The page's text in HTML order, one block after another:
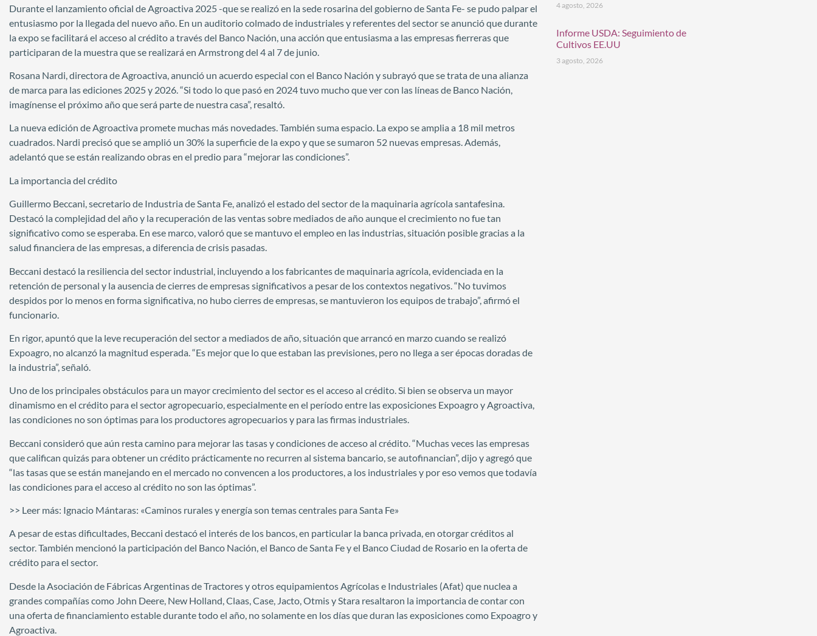
Durante el lanzamiento oficial de Agroactiva 2025 -que se realizó en la sede rosarina del gobierno de Santa Fe- se pudo palpar el
entusiasmo por la llegada del nuevo año. En un auditorio colmado de industriales y referentes del sector se anunció que durante
la expo se facilitará el acceso al crédito a través del Banco Nación, una acción que entusiasma a las empresas fierreras que
participaran de la muestra que se realizará en Armstrong del 4 al 7 de junio.
Rosana Nardi, directora de Agroactiva, anunció un acuerdo especial con el Banco Nación y subrayó que se trata de una alianza
de marca para las ediciones 2025 y 2026. “Si todo lo que pasó en 2024 tuvo mucho que ver con las líneas de Banco Nación,
imagínense el próximo año que será parte de nuestra casa”, resaltó.
La nueva edición de Agroactiva promete muchas más novedades. También suma espacio. La expo se amplia a 18 mil metros
cuadrados. Nardi precisó que se amplió un 30% la superficie de la expo y que se sumaron 52 nuevas empresas. Además,
adelantó que se están realizando obras en el predio para “mejorar las condiciones”.
La importancia del crédito
Guillermo Beccani, secretario de Industria de Santa Fe, analizó el estado del sector de la maquinaria agrícola santafesina.
Destacó la complejidad del año y la recuperación de las ventas sobre mediados de año aunque el crecimiento no fue tan
significativo como se esperaba. En ese marco, valoró que se mantuvo el empleo en las industrias, situación posible gracias a la
salud financiera de las empresas, a diferencia de crisis pasadas.
Beccani destacó la resiliencia del sector industrial, incluyendo a los fabricantes de maquinaria agrícola, evidenciada en la
retención de personal y la ausencia de cierres de empresas significativos a pesar de los contextos negativos. “No tuvimos
despidos por lo menos en forma significativa, no hubo cierres de empresas, se mantuvieron los equipos de trabajo”, afirmó el
funcionario.
En rigor, apuntó que la leve recuperación del sector a mediados de año, situación que arrancó en marzo cuando se realizó
Expoagro, no alcanzó la magnitud esperada. “Es mejor que lo que estaban las previsiones, pero no llega a ser épocas doradas de
la industria”, señaló.
Uno de los principales obstáculos para un mayor crecimiento del sector es el acceso al crédito. Si bien se observa un mayor
dinamismo en el crédito para el sector agropecuario, especialmente en el período entre las exposiciones Expoagro y Agroactiva,
las condiciones no son óptimas para los productores agropecuarios y para las firmas industriales.
Beccani consideró que aún resta camino para mejorar las tasas y condiciones de acceso al crédito. “Muchas veces las empresas
que califican quizás para obtener un crédito prácticamente no recurren al sistema bancario, se autofinancian”, dijo y agregó que
“las tasas que se están manejando en el mercado no convencen a los productores, a los industriales y por eso vemos que todavía
las condiciones para el acceso al crédito no son las óptimas”.
>> Leer más: Ignacio Mántaras: «Caminos rurales y energía son temas centrales para Santa Fe»
A pesar de estas dificultades, Beccani destacó el interés de los bancos, en particular la banca privada, en otorgar créditos al
sector. También mencionó la participación del Banco Nación, el Banco de Santa Fe y el Banco Ciudad de Rosario en la oferta de
crédito para el sector.
Desde la Asociación de Fábricas Argentinas de Tractores y otros equipamientos Agrícolas e Industriales (Afat) que nuclea a
grandes compañías como John Deere, New Holland, Claas, Case, Jacto, Otmis y Stara resaltaron la importancia de contar con
una oferta de financiamiento estable durante todo el año, no solamente en los días que duran las exposiciones como Expoagro y
Agroactiva.
4 agosto, 2026
Informe USDA: Seguimiento de
Cultivos EE.UU
3 agosto, 2026